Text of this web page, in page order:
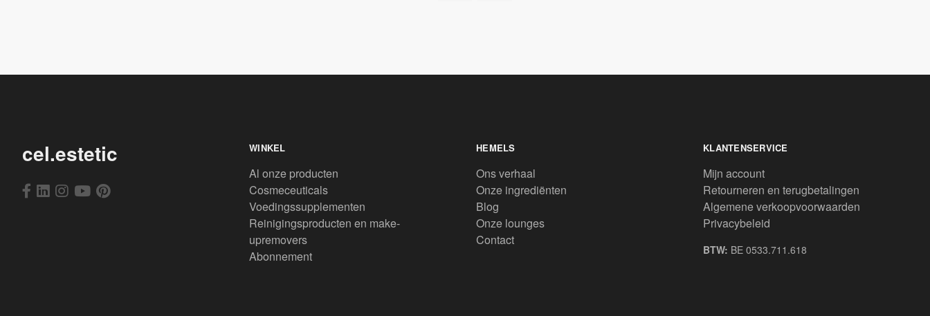
cel.estetic WINKEL
Al onze producten
Cosmeceuticals
Voedingssupplementen
Reinigingsproducten en make-
upremovers
Abonnement
HEMELS
Ons verhaal
Onze ingrediënten
Blog
Onze lounges
Contact
KLANTENSERVICE
Mijn account
Retourneren en terugbetalingen
Algemene verkoopvoorwaarden
Privacybeleid
BTW: BE 0533.711.618